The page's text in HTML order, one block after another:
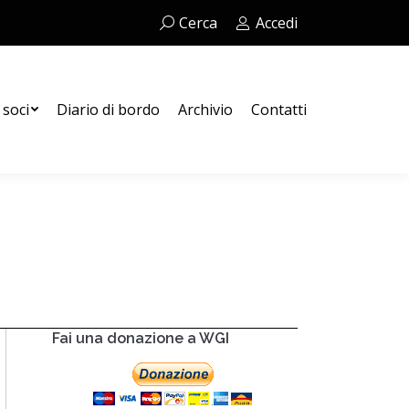
Cerca:Cerca Accedi
Diario di bordo Archivio Contatti
Fai una donazione a WGI
Contatti